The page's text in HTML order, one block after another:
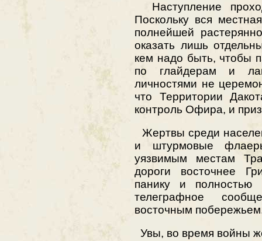
Наступление
Поскольку вся
полнейшей
оказать лишь
кем надо быть, чтобы
по глайдерам и
личностями не
что Территории
контроль Офира, и
Жертвы среди
и штурмовые
уязвимым местам
дороги восточнее
панику и полностью
телеграфное
восточным
Увы, во время войны